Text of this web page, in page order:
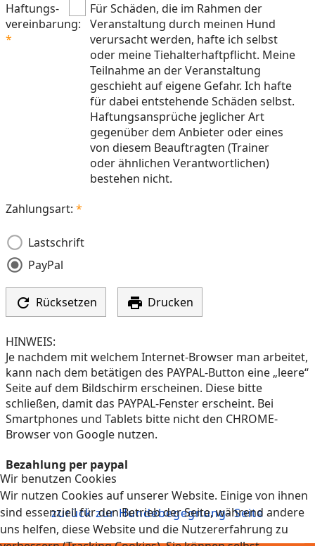
Haftungs-
vereinbarung:
Für Schäden, die im Rahmen der
Veranstaltung durch meinen Hund
verursacht werden, hafte ich selbst
oder meine Tiehalterhaftpflicht. Meine
Teilnahme an der Veranstaltung
geschieht auf eigene Gefahr. Ich hafte
für dabei entstehende Schäden selbst.
Haftungsansprüche jeglicher Art
gegenüber dem Anbieter oder eines
von diesem Beauftragten (Trainer
oder ähnlichen Verantwortlichen)
bestehen nicht.
Zahlungsart:
Lastschrift
PayPal
 Rücksetzen  Drucken
HINWEIS:
Je nachdem mit welchem Internet-Browser man arbeitet,
kann nach dem betätigen des PAYPAL-Button eine „leere“
Seite auf dem Bildschirm erscheinen. Diese bitte
schließen, damit das PAYPAL-Fenster erscheint. Bei
Smartphones und Tablets bitte nicht den CHROME-
Browser von Google nutzen.
Bezahlung per paypal
zurück zur Hundebegegnung- Seite
Wir benutzen Cookies
Wir nutzen Cookies auf unserer Website. Einige von ihnen
sind essenziell für den Betrieb der Seite, während andere
uns helfen, diese Website und die Nutzererfahrung zu